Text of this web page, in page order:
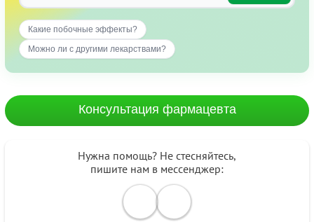
Какие побочные эффекты?
Можно ли с другими лекарствами?
Консультация фармацевта
Нужна помощь? Не стесняйтесь,
пишите нам в мессенджер: